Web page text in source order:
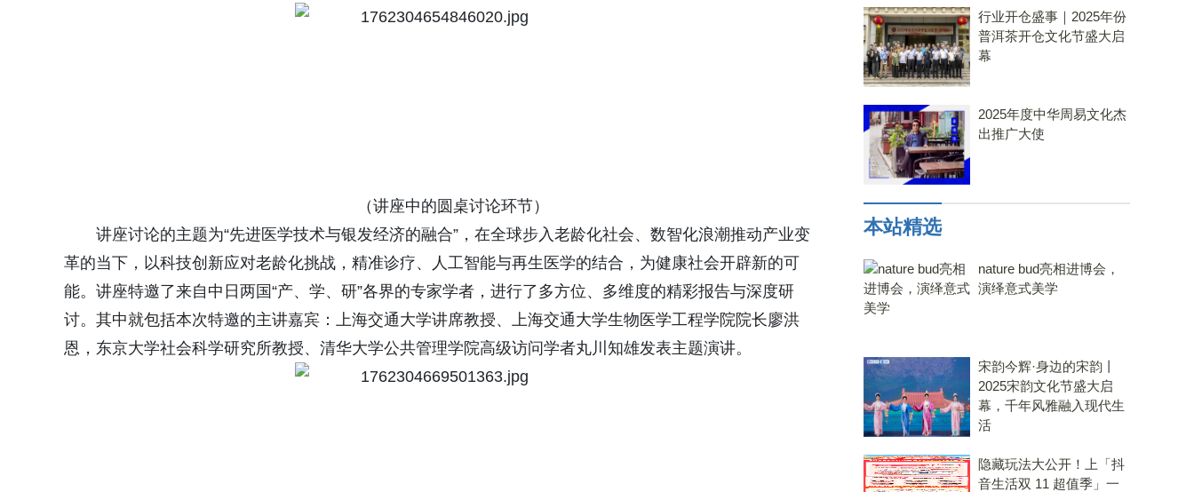
（讲座中的圆桌讨论环节）
讲座讨论的主题为“先进医学技术与银发经济的融合”，在全球步入老龄化社会、数智化浪潮推动产业变
革的当下，以科技创新应对老龄化挑战，精准诊疗、人工智能与再生医学的结合，为健康社会开辟新的可
能。讲座特邀了来自中日两国“产、学、研”各界的专家学者，进行了多方位、多维度的精彩报告与深度研
讨。其中就包括本次特邀的主讲嘉宾：上海交通大学讲席教授、上海交通大学生物医学工程学院院长廖洪
恩，东京大学社会科学研究所教授、清华大学公共管理学院高级访问学者丸川知雄发表主题演讲。
行业开仓盛事｜2025年份
普洱茶开仓文化节盛大启
幕
2025年度中华周易文化杰
出推广大使
本站精选
nature bud亮相进博会，
演绎意式美学
宋韵今辉·身边的宋韵丨
2025宋韵文化节盛大启
幕，千年风雅融入现代生
活
隐藏玩法大公开！上「抖
音生活双 11 超值季」一